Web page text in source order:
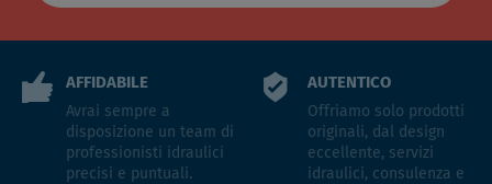
AFFIDABILE
Avrai sempre a
disposizione un team di
professionisti idraulici
precisi e puntuali.
AUTENTICO
Offriamo solo prodotti
originali, dal design
eccellente, servizi
idraulici, consulenza e